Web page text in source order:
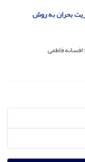
بحران به روش
فاطمی